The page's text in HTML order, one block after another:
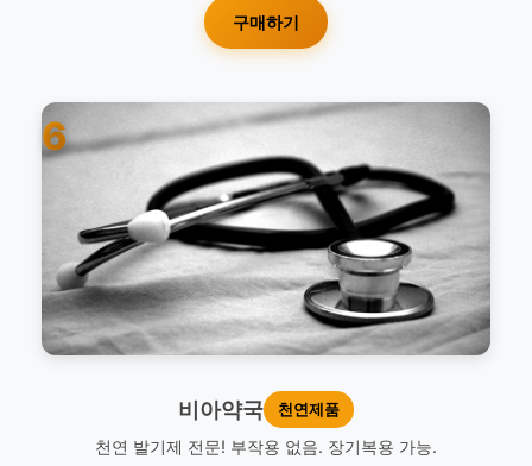
구매하기
6
비아약국 천연제품
천연 발기제 전문! 부작용 없음. 장기복용 가능.